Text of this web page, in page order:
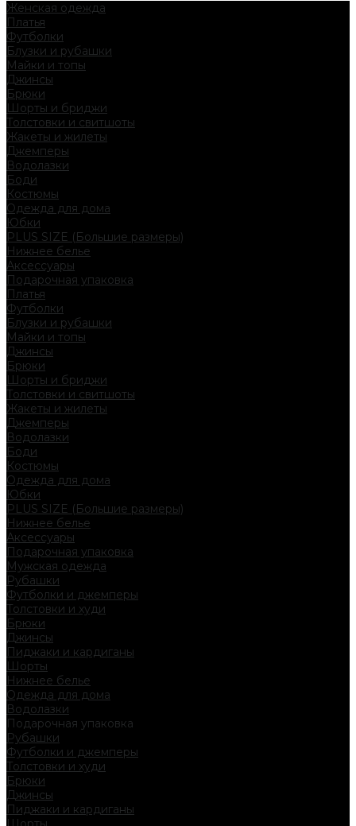
Женская одежда
Платья
Футболки
Блузки и рубашки
Майки и топы
Джинсы
Брюки
Шорты и бриджи
Толстовки и свитшоты
Жакеты и жилеты
Джемперы
Водолазки
Боди
Костюмы
Одежда для дома
Юбки
PLUS SIZE (Большие размеры)
Нижнее белье
Аксессуары
Подарочная упаковка
Платья
Футболки
Блузки и рубашки
Майки и топы
Джинсы
Брюки
Шорты и бриджи
Толстовки и свитшоты
Жакеты и жилеты
Джемперы
Водолазки
Боди
Костюмы
Одежда для дома
Юбки
PLUS SIZE (Большие размеры)
Нижнее белье
Аксессуары
Подарочная упаковка
Мужская одежда
Рубашки
Футболки и джемперы
Толстовки и худи
Брюки
Джинсы
Пиджаки и кардиганы
Шорты
Нижнее белье
Одежда для дома
Водолазки
Подарочная упаковка
Рубашки
Футболки и джемперы
Толстовки и худи
Брюки
Джинсы
Пиджаки и кардиганы